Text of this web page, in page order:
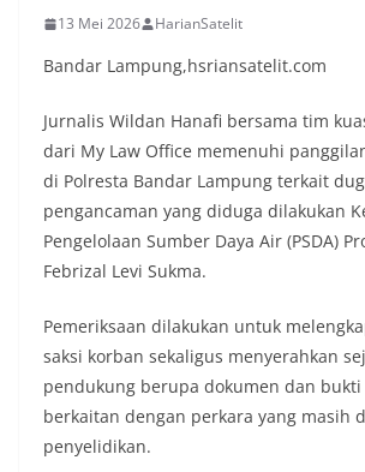
13 Mei 2026 HarianSatelit
Bandar Lampung,hsriansatelit.com
Jurnalis Wildan Hanafi bersama tim
dari My Law Office memenuhi
di Polresta Bandar Lampung terkait
pengancaman yang diduga dilakukan
Pengelolaan Sumber Daya Air (PSDA)
Febrizal Levi Sukma.
Pemeriksaan dilakukan untuk
saksi korban sekaligus menyerahkan
pendukung berupa dokumen dan
berkaitan dengan perkara yang masih
penyelidikan.